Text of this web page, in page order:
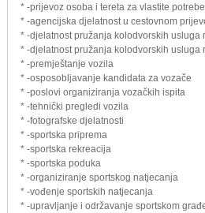
* -prijevoz osoba i tereta za vlastite potrebe
* -agencijska djelatnost u cestovnom
* -djelatnost pružanja kolodvorskih usluga
* -djelatnost pružanja kolodvorskih usluga
* -premještanje vozila
* -osposobljavanje kandidata za vozače
* -poslovi organiziranja vozačkih ispita
* -tehnički pregledi vozila
* -fotografske djelatnosti
* -sportska priprema
* -sportska rekreacija
* -sportska poduka
* -organiziranje sportskog natjecanja
* -vođenje sportskih natjecanja
* -upravljanje i održavanje sportskom